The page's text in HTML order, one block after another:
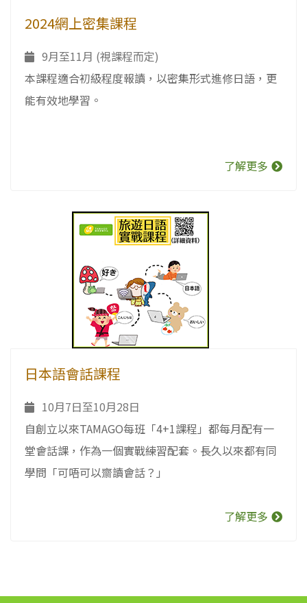
2024網上密集課程
9月至11月 (視課程而定)
本課程適合初級程度報讀，以密集形式進修日語，更
能有效地學習。
了解更多
日本語會話課程
10月7日至10月28日
自創立以來TAMAGO每班「4+1課程」都每月配有一
堂會話課，作為一個實戰練習配套。長久以來都有同
學問「可唔可以齋讀會話？」
了解更多